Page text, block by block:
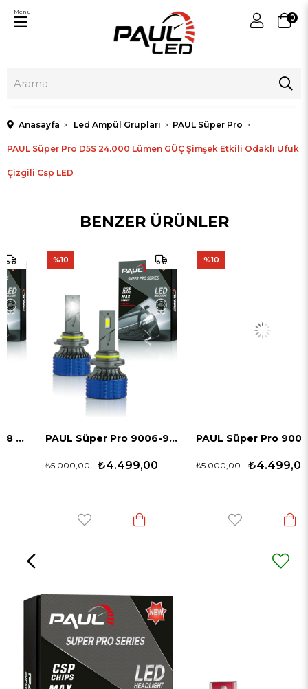
0
Menu
Anasayfa Led Ampül Grupları PAUL Süper Pro
PAUL Süper Pro D5S 24.000 Lümen GÜÇ Şimşek Etkili Odaklı Ufuk
Çizgili Csp LED
BENZER ÜRÜNLER
PAUL Süper Pro 9006-9012 24.000 Lümen GÜÇ Şimşek Etkili Odaklı Ufuk Çizgili Csp LED
₺4.499,00
₺5.000,00
PAUL Süper Pro 9005 24.000 Lümen GÜÇ Şimşek Etkili Odaklı Ufuk Çizgili Csp LED
₺4.499,00
₺5.000,00